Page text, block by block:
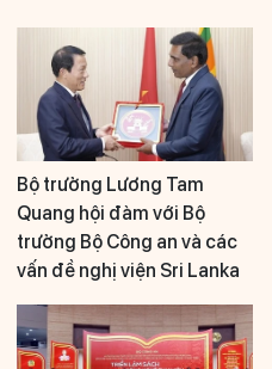
Bộ trưởng Lương Tam
Quang hội đàm với Bộ
trưởng Bộ Công an và các
vấn đề nghị viện Sri Lanka